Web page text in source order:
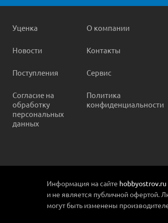
Уценка
Новости
Поступления
Согласие на
обработку
персональных
данных
О компании
Контакты
Сервис
Политика
конфиденциальности
Информация на сайте hobbyostrov.ru
и не является публичной офертой.
могут быть изменены